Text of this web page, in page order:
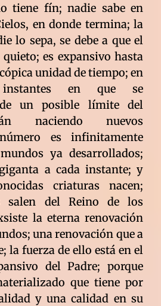
tiene fín; nadie sabe en
en donde termina; la
lo sepa, se debe a que el
es expansivo hasta
unidad de tiempo; en
en que se
un posible límite del
naciendo nuevos
es infinitamente
ya desarrollados;
a cada instante; y
criaturas nacen;
salen del Reino de los
la eterna renovación
una renovación que a
la fuerza de ello está en el
del Padre; porque
que tiene por
y una calidad en su